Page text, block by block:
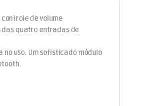
de volume
das quatro entradas de
uso. Um sofisticado módulo